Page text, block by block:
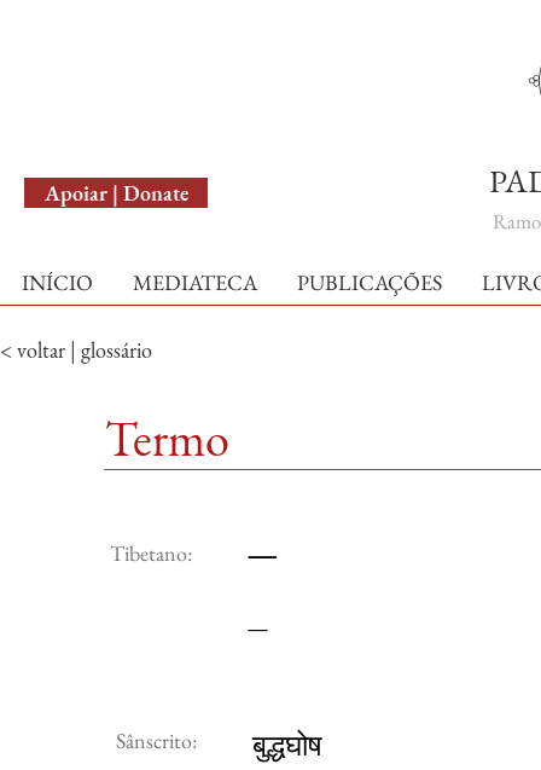
Apoiar | Donate
INÍCIO MEDIATECA PUBLICAÇÕES
< voltar | glossário
Termo
Tibetano: —
—
Sânscrito: बुद्धघोष